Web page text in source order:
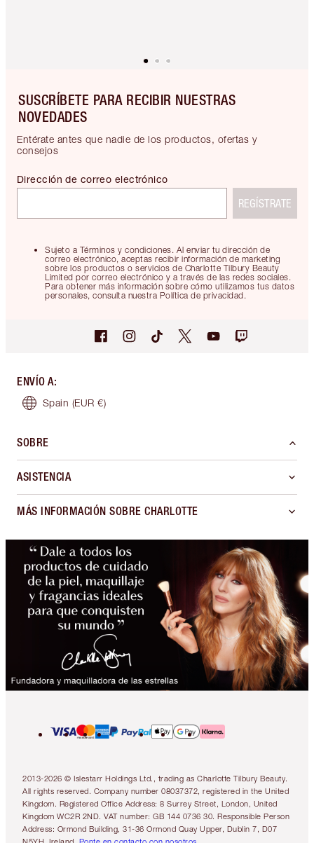
SUSCRÍBETE PARA RECIBIR NUESTRAS
NOVEDADES
Entérate antes que nadie de los productos, ofertas y
consejos
Sujeto a Términos y condiciones. Al enviar tu dirección de
correo electrónico, aceptas recibir información de marketing
sobre los productos o servicios de Charlotte Tilbury Beauty
Limited por correo electrónico y a través de las redes sociales.
Para obtener más información sobre cómo utilizamos tus datos
personales, consulta nuestra Política de privacidad.
Dirección de correo electrónico
REGÍSTRATE
ENVÍO A:
Spain (EUR €)
SOBRE
ASISTENCIA
MÁS INFORMACIÓN SOBRE CHARLOTTE
2013-2026 © Islestarr Holdings Ltd., trading as Charlotte Tilbury Beauty.
All rights reserved. Company number 08037372, registered in the United
Kingdom. Registered Office Address: 8 Surrey Street, London, United
Kingdom WC2R 2ND. VAT number: GB 144 0736 30. Responsible Person
Address: Ormond Building, 31-36 Ormond Quay Upper, Dublin 7, D07